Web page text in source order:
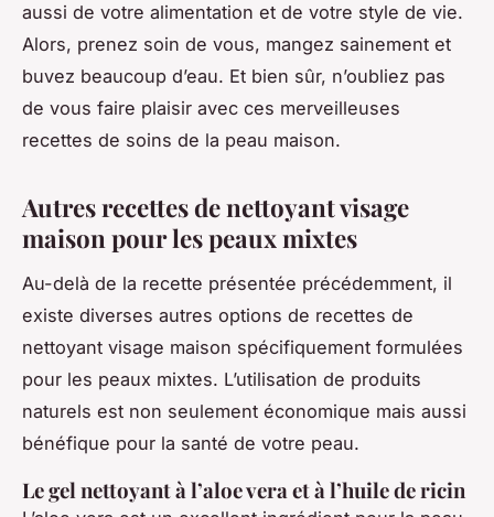
aussi de votre alimentation et de votre style de vie.
Alors, prenez soin de vous, mangez sainement et
buvez beaucoup d’eau. Et bien sûr, n’oubliez pas
de vous faire plaisir avec ces merveilleuses
recettes de soins de la peau maison.
Autres recettes de nettoyant visage
maison pour les peaux mixtes
Au-delà de la recette présentée précédemment, il
existe diverses autres options de recettes de
nettoyant visage maison spécifiquement formulées
pour les peaux mixtes. L’utilisation de produits
naturels est non seulement économique mais aussi
bénéfique pour la santé de votre peau.
Le gel nettoyant à l’aloe vera et à l’huile de ricin